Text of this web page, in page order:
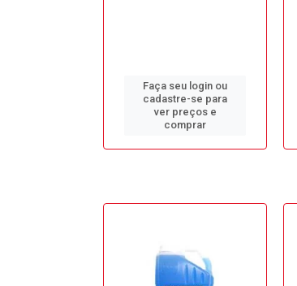
Faça seu login ou
cadastre-se para
ver preços e
comprar